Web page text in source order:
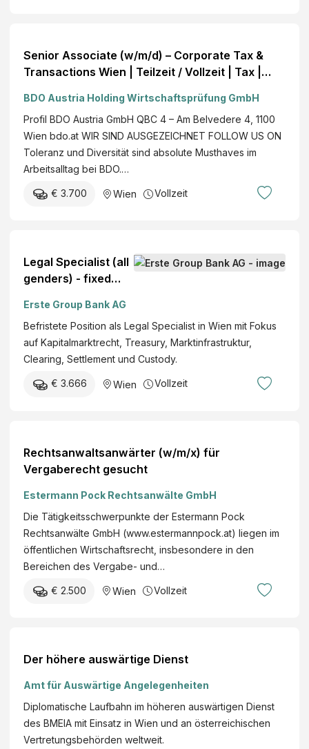
Senior Associate (w/m/d) – Corporate Tax &
Transactions Wien | Teilzeit / Vollzeit | Tax |
BDO Austria Holding Wirtschaftsprüfung GmbH
Profil BDO Austria GmbH QBC 4 – Am Belvedere 4, 1100
Wien bdo.at WIR SIND AUSGEZEICHNET FOLLOW US ON
Toleranz und Diversität sind absolute Musthaves im
Arbeitsalltag bei BDO.…
€ 3.700 Wien Vollzeit
Legal Specialist (all
genders) - fixed
Erste Group Bank AG
Befristete Position als Legal Specialist in Wien mit Fokus
auf Kapitalmarktrecht, Treasury, Marktinfrastruktur,
Clearing, Settlement und Custody.
€ 3.666 Wien Vollzeit
Rechtsanwaltsanwärter (w/m/x) für
Vergaberecht gesucht
Estermann Pock Rechtsanwälte GmbH
Die Tätigkeitsschwerpunkte der Estermann Pock
Rechtsanwälte GmbH (www.estermannpock.at) liegen im
öffentlichen Wirtschaftsrecht, insbesondere in den
Bereichen des Vergabe- und…
€ 2.500 Wien Vollzeit
Der höhere auswärtige Dienst
Amt für Auswärtige Angelegenheiten
Diplomatische Laufbahn im höheren auswärtigen Dienst
des BMEIA mit Einsatz in Wien und an österreichischen
Vertretungsbehörden weltweit.